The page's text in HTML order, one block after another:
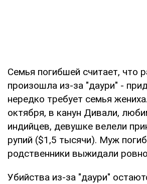
Семья погибшей считает, что
произошла из-за "даури" -
нередко требует семья
октября, в канун Дивали,
индийцев, девушке велели
рупий ($1,5 тысячи). Муж
родственники выжидали
Убийства из-за "даури"